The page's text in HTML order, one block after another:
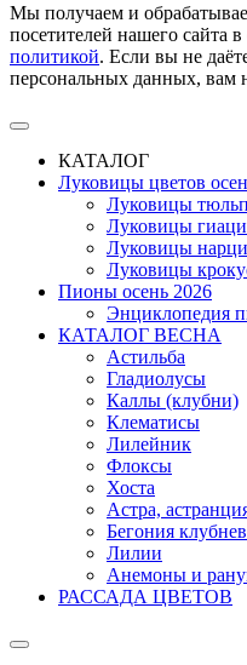
Мы получаем и
посетителей нашего сайта в
политикой. Если вы не
персональных данных, вам
КАТАЛОГ
Луковицы цветов
Луковицы
Луковицы
Луковицы
Луковицы
Пионы осень 2026
Энциклопедия
КАТАЛОГ ВЕСНА
Астильба
Гладиолусы
Каллы (клубни)
Клематисы
Лилейник
Флоксы
Хоста
Астра,
Бегония
Лилии
Анемоны и
РАССАДА ЦВЕТОВ